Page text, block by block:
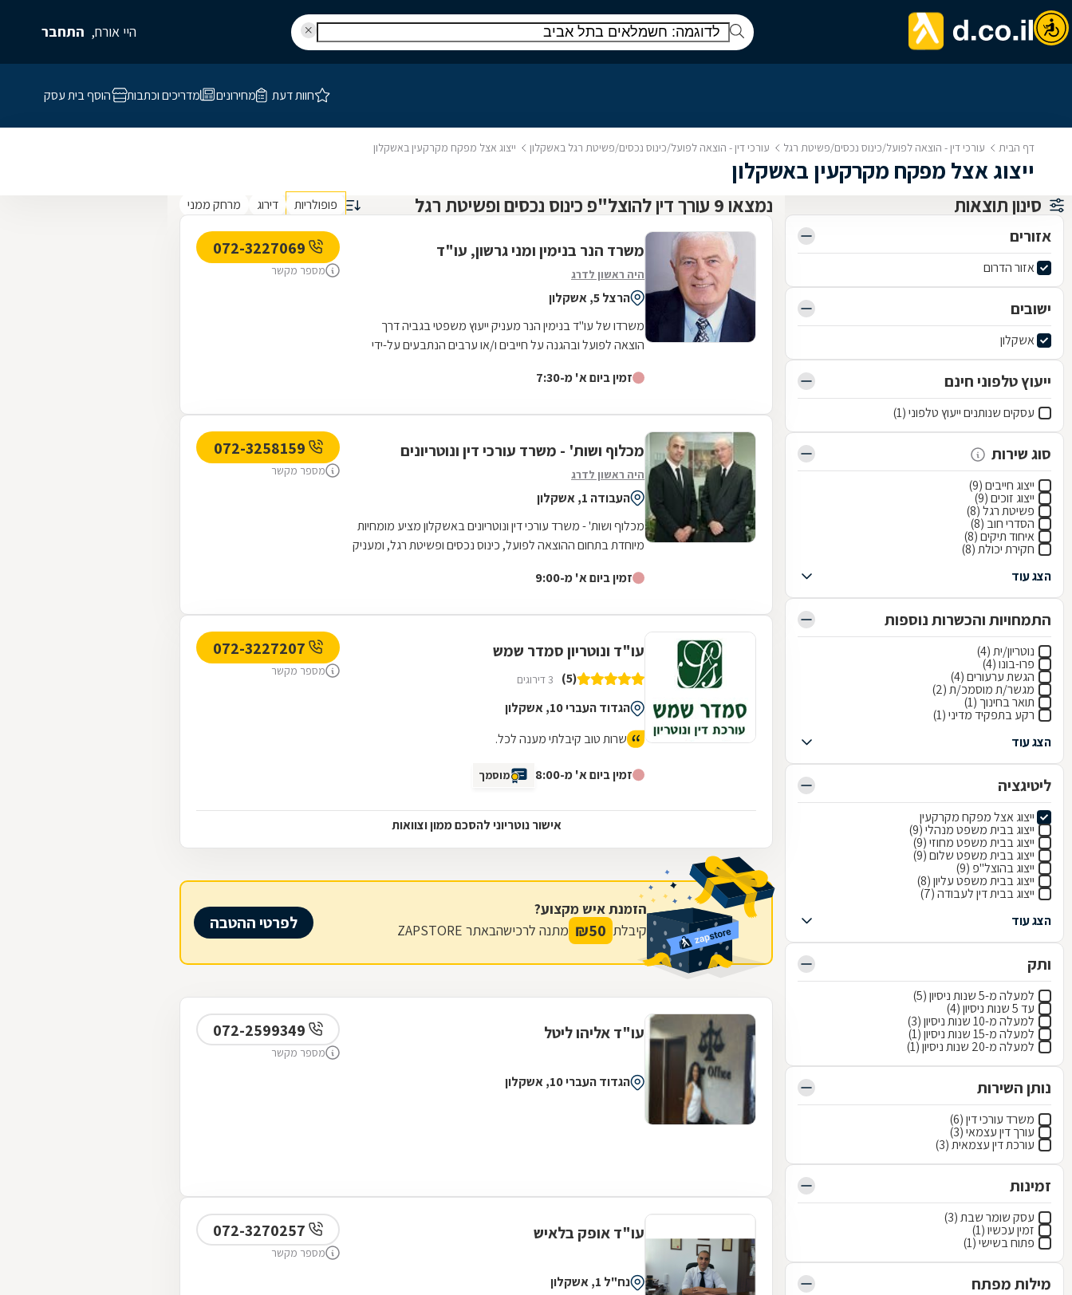
היי אורח, התחבר
חוות דעת מחירונים מדריכים וכתבות הוסף בית עסק
דף הבית עורכי דין - הוצאה לפועל/כינוס נכסים/פשיטת רגל עורכי דין - הוצאה לפועל/כינוס נכסים/פשיטת רגל באשקלון ייצוג אצל מפקח מקרקעין באשקלון
ייצוג אצל מפקח מקרקעין באשקלון
סינון תוצאות
אזורים
אזור הדרום
ישובים
אשקלון
ייעוץ טלפוני חינם
עסקים שנותנים ייעוץ טלפוני (1)
סוג שירות
ייצוג חייבים (9)
ייצוג זוכים (9)
פשיטת רגל (8)
הסדרי חוב (8)
איחוד תיקים (8)
חקירת יכולת (8)
הצג עוד
התמחויות והכשרות נוספות
נוטריון/ית (4)
פרו-בונו (4)
הגשת ערעורים (4)
מגשר/ת מוסמכ/ת (2)
תואר בחינוך (1)
רקע בתפקיד מדיני (1)
הצג עוד
ליטיגציה
ייצוג אצל מפקח מקרקעין
ייצוג בבית משפט מנהלי (9)
ייצוג בבית משפט מחוזי (9)
ייצוג בבית משפט שלום (9)
ייצוג בהוצל"פ (9)
ייצוג בבית משפט עליון (8)
ייצוג בבית דין לעבודה (7)
הצג עוד
ותק
למעלה מ-5 שנות ניסיון (5)
עד 5 שנות ניסיון (4)
למעלה מ-10 שנות ניסיון (3)
למעלה מ-15 שנות ניסיון (1)
למעלה מ-20 שנות ניסיון (1)
נותן השירות
משרד עורכי דין (6)
עורך דין עצמאי (3)
עורכת דין עצמאית (3)
זמינות
עסק שומר שבת (3)
זמין עכשיו (1)
פתוח בשישי (1)
מילות מפתח
נמצאו 9 עורך דין להוצל"פ כינוס נכסים ופשיטת רגל פופולריות דירוג מרחק ממני
משרד הנר בנימין ומני גרשון, עו"ד
היה ראשון לדרג
הרצל 5, אשקלון
משרדו של עו"ד בנימין הנר מעניק ייעוץ משפטי בגביה דרך
הוצאה לפועל ובהגנה על חייבים ו/או ערבים הנתבעים על-ידי
זמין ביום א' מ-7:30
מספר מקשר
מכלוף ושות' - משרד עורכי דין ונוטריונים
היה ראשון לדרג
העבודה 1, אשקלון
מכלוף ושות' - משרד עורכי דין ונוטריונים באשקלון מציע מומחיות
מיוחדת בתחום ההוצאה לפועל, כינוס נכסים ופשיטת רגל, ומעניק
זמין ביום א' מ-9:00
מספר מקשר
עו"ד ונוטריון סמדר שמש
(5) 3 דירוגים
הגדוד העברי 10, אשקלון
שרות טוב קיבלתי מענה לכל.
זמין ביום א' מ-8:00 מוסמך
מספר מקשר
אישור נוטריוני להסכם ממון וצוואות
הזמנת איש מקצוע?
קיבלת 50
₪ מתנה לרכישהבאתר ZAPSTORE לפרטי ההטבה
עו"ד אליהו ליטל
הגדוד העברי 10, אשקלון
מספר מקשר
עו"ד אופק בלאיש
נח"ל 1, אשקלון
מספר מקשר